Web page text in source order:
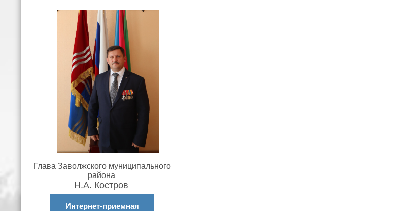
Глава Заволжского муниципального
района
Н.А. Костров
Интернет-приемная